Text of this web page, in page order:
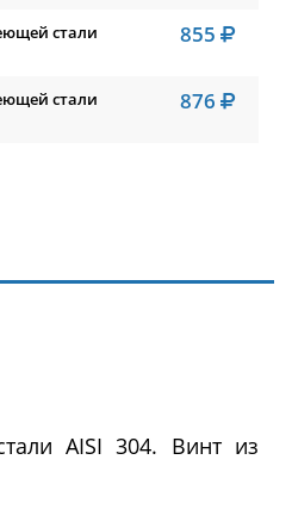
стали
855
стали
876
AISI 304. Винт из